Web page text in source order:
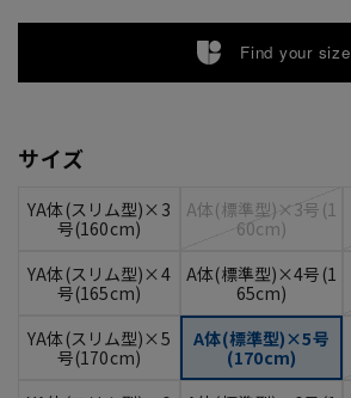
Find your size
サイズ
YA体(スリム型)×3
号(160cm)
A体(標準型)×3号(1
60cm)
YA体(スリム型)×4
号(165cm)
A体(標準型)×4号(1
65cm)
YA体(スリム型)×5
号(170cm)
A体(標準型)×5号
(170cm)